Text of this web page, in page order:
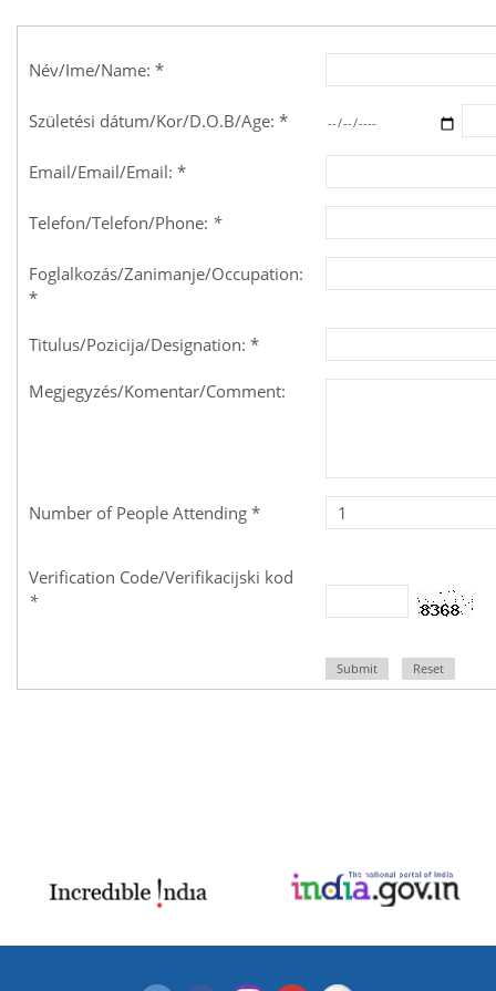
Név/Ime/Name: *
Születési dátum/Kor/D.O.B/Age: *
Email/Email/Email: *
Telefon/Telefon/Phone: *
Foglalkozás/Zanimanje/Occupation:
*
Titulus/Pozicija/Designation: *
Megjegyzés/Komentar/Comment:
Number of People Attending *
Verification Code/Verifikacijski kod
*
Submit Reset